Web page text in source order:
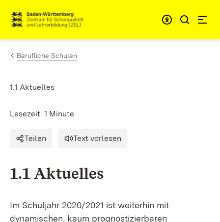
Zum Inhalt springen
Link zur Startseite
Berufliche Schulen
1.1 Aktuelles
Lesezeit: 1 Minute
Teilen Text vorlesen
1.1 Aktuelles
Im Schuljahr 2020/2021 ist weiterhin mit
dynamischen, kaum prognostizierbaren